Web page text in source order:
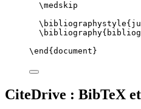
\medskip
\bibliographystyle
\bibliography
\end { document }
CiteDrive : BibTeX